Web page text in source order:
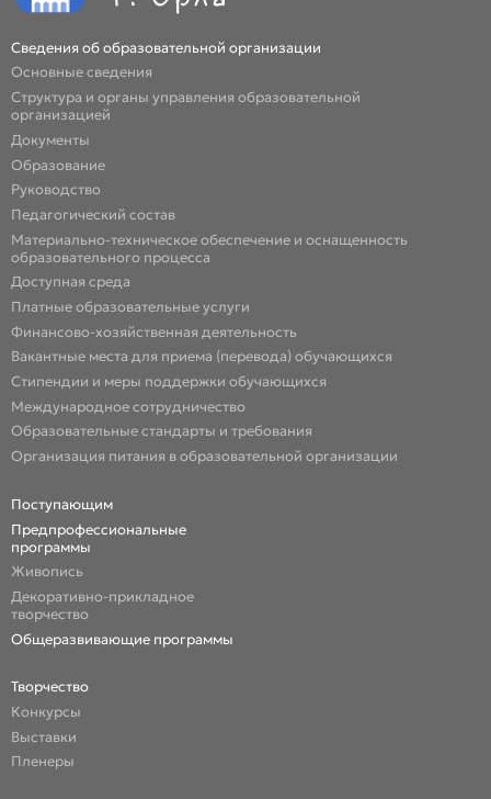
Сведения об образовательной организации
Основные сведения
Структура и органы управления образовательной
организацией
Документы
Образование
Руководство
Педагогический состав
Материально-техническое обеспечение и оснащенность
образовательного процесса
Доступная среда
Платные образовательные услуги
Финансово-хозяйственная деятельность
Вакантные места для приема (перевода) обучающихся
Стипендии и меры поддержки обучающихся
Международное сотрудничество
Образовательные стандарты и требования
Организация питания в образовательной организации
Поступающим
Предпрофессиональные
программы
Живопись
Декоративно-прикладное
творчество
Общеразвивающие программы
Творчество
Конкурсы
Выставки
Пленеры